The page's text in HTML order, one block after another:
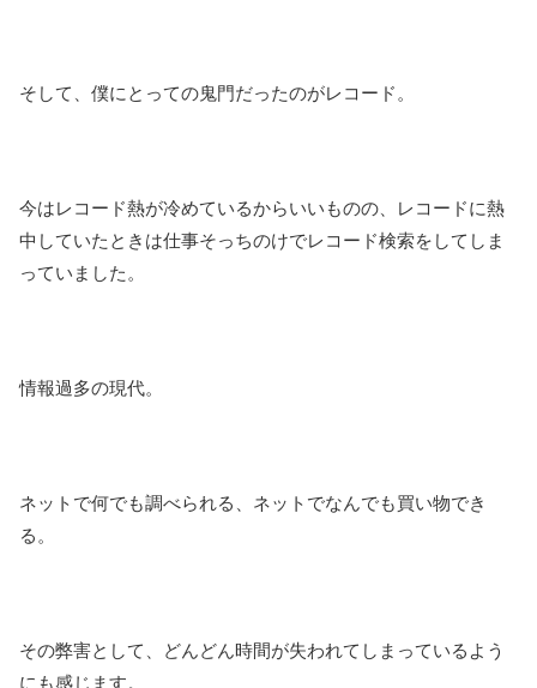
そして、僕にとっての鬼門だったのがレコード。
今はレコード熱が冷めているからいいものの、レコードに熱
中していたときは仕事そっちのけでレコード検索をしてしま
っていました。
情報過多の現代。
ネットで何でも調べられる、ネットでなんでも買い物でき
る。
その弊害として、どんどん時間が失われてしまっているよう
にも感じます。